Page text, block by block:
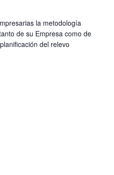
la metodología
de su Empresa como de
del relevo